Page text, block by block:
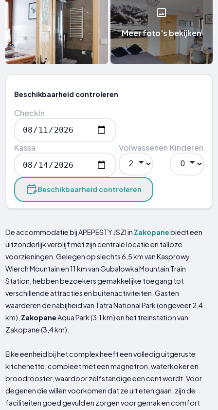
Meer foto's bekijken
Beschikbaarheid controleren
Checkin
Kassa Volwassenen Kinderen
Beschikbaarheid controleren
De accommodatie bij APEPESTY JSZI in Zakopanebiedt een
uitzonderlijk verblijf met zijn centrale locatie en talloze
voorzieningen. Gelegen op slechts 6,5 km van Kasprowy
Wierch Mountain en 11 km van Gubalowka Mountain Train
Station, hebben bezoekers gemakkelijke toegang tot
verschillende attracties en buitenactiviteiten. Gasten
waarderen de nabijheid van Tatra National Park (ongeveer 2,4
km), ZakopaneAqua Park (3,1 km) en het treinstation van
Zakopane (3,4 km).
Elke eenheid bij het complex heeft een volledig uitgeruste
kitchenette, compleet met een magnetron, waterkoker en
broodrooster, waardoor zelfstandige een cent wordt. Voor
degenen die willen voorkomen dat ze uit eten gaan, zijn de
faciliteiten goed gevuld en zorgen voor gemak en comfort